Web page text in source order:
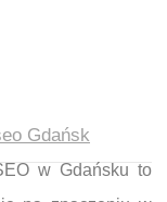
Gdańsk
w Gdańsku to